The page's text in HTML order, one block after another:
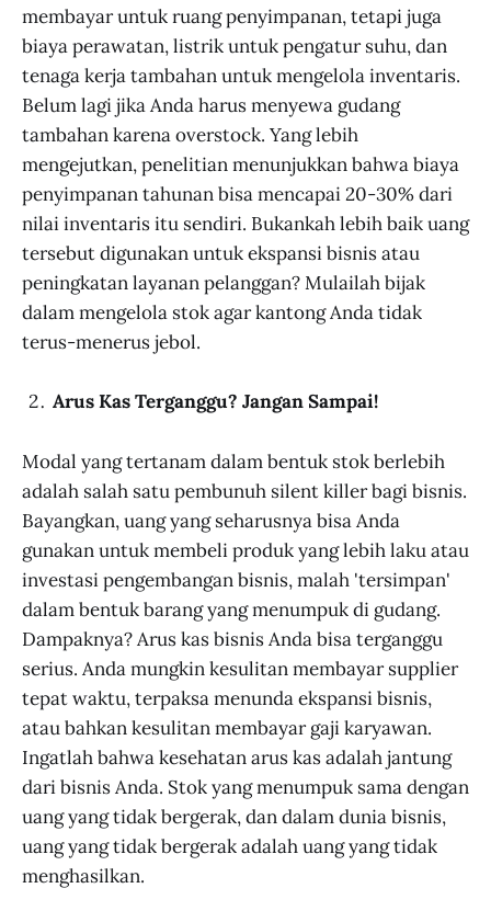
membayar untuk ruang penyimpanan, tetapi juga
biaya perawatan, listrik untuk pengatur suhu, dan
tenaga kerja tambahan untuk mengelola inventaris.
Belum lagi jika Anda harus menyewa gudang
tambahan karena overstock. Yang lebih
mengejutkan, penelitian menunjukkan bahwa biaya
penyimpanan tahunan bisa mencapai 20-30% dari
nilai inventaris itu sendiri. Bukankah lebih baik uang
tersebut digunakan untuk ekspansi bisnis atau
peningkatan layanan pelanggan? Mulailah bijak
dalam mengelola stok agar kantong Anda tidak
terus-menerus jebol.
Arus Kas Terganggu? Jangan Sampai!
Modal yang tertanam dalam bentuk stok berlebih
adalah salah satu pembunuh silent killer bagi bisnis.
Bayangkan, uang yang seharusnya bisa Anda
gunakan untuk membeli produk yang lebih laku atau
investasi pengembangan bisnis, malah 'tersimpan'
dalam bentuk barang yang menumpuk di gudang.
Dampaknya? Arus kas bisnis Anda bisa terganggu
serius. Anda mungkin kesulitan membayar supplier
tepat waktu, terpaksa menunda ekspansi bisnis,
atau bahkan kesulitan membayar gaji karyawan.
Ingatlah bahwa kesehatan arus kas adalah jantung
dari bisnis Anda. Stok yang menumpuk sama dengan
uang yang tidak bergerak, dan dalam dunia bisnis,
uang yang tidak bergerak adalah uang yang tidak
menghasilkan.